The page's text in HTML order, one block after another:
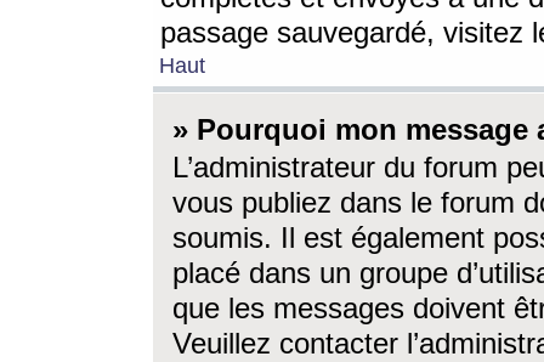
passage sauvegardé, visitez
Haut
» Pourquoi mon message
L’administrateur du forum
vous publiez dans le forum
soumis. Il est également
placé dans un groupe
que les messages doivent
Veuillez contacter